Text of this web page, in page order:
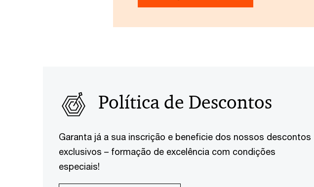
Política de Descontos
Garanta já a sua inscrição e beneficie dos nossos descontos
exclusivos – formação de excelência com condições
especiais!